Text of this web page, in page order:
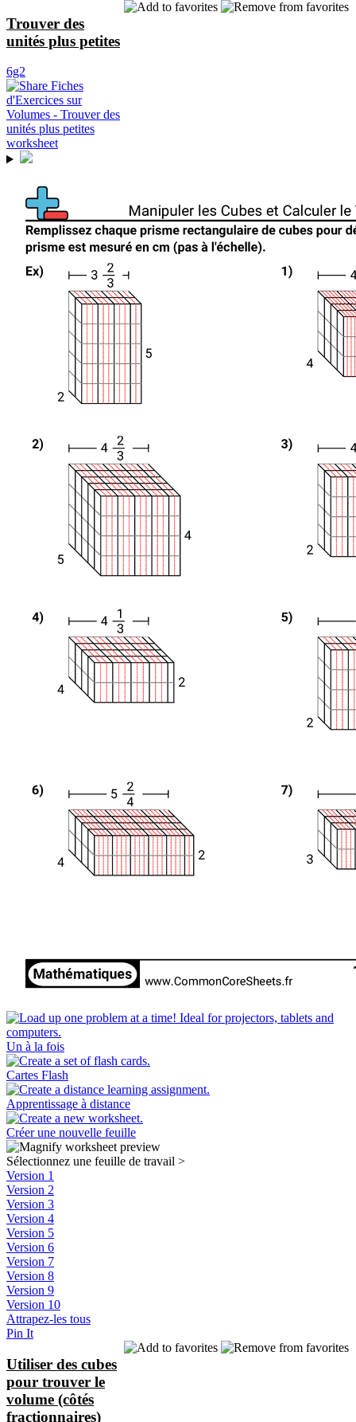
Trouver des
unités plus petites
6g2
Un à la fois
Cartes Flash
Apprentissage à distance
Créer une nouvelle feuille
Sélectionnez une feuille de travail >
Version 1
Version 2
Version 3
Version 4
Version 5
Version 6
Version 7
Version 8
Version 9
Version 10
Attrapez-les tous
Pin It
Utiliser des cubes
pour trouver le
volume (côtés
fractionnaires)